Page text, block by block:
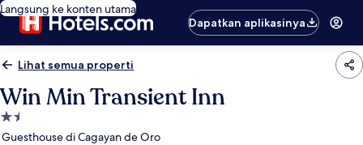
Langsung ke konten utama
Dapatkan aplikasinya
Lihat semua properti
Win Min Transient Inn
Properti
bintang
Guesthouse di Cagayan de Oro